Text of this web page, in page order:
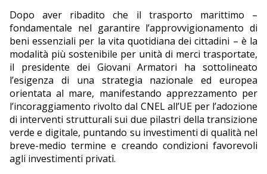
Dopo aver ribadito che il trasporto marittimo –
fondamentale nel garantire l’approvvigionamento di
beni essenziali per la vita quotidiana dei cittadini – è la
modalità più sostenibile per unità di merci trasportate,
il presidente dei Giovani Armatori ha sottolineato
l’esigenza di una strategia nazionale ed europea
orientata al mare, manifestando apprezzamento per
l’incoraggiamento rivolto dal CNEL all’UE per l’adozione
di interventi strutturali sui due pilastri della transizione
verde e digitale, puntando su investimenti di qualità nel
breve-medio termine e creando condizioni favorevoli
agli investimenti privati.